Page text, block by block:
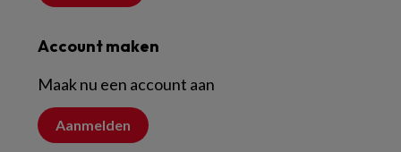
Account maken
Maak nu een account aan
Aanmelden